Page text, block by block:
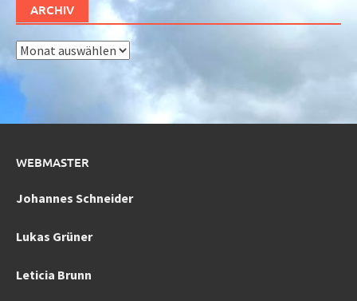
ARCHIV
Archiv
WEBMASTER
Johannes Schneider
Lukas Grüner
Leticia Brunn